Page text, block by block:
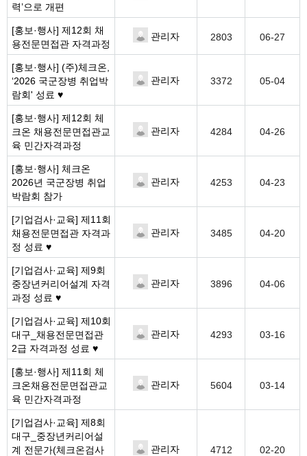
력’으로 개편
[홍보·행사] 제12회 채
용전문면접관 자격과정
관리자 2803 06-27
[홍보·행사] (주)체크온,
‘2026 국군장병 취업박
람회' 성료 ♥
관리자 3372 05-04
[홍보·행사] 제12회 체
크온 채용전문면접관교
육 민간자격과정
관리자 4284 04-26
[홍보·행사] 체크온
2026년 국군장병 취업
박람회 참가
관리자 4253 04-23
[기업검사·교육] 제11회
채용전문면접관 자격과
정 성료 ♥
관리자 3485 04-20
[기업검사·교육] 제9회
중장년커리어설계 자격
과정 성료 ♥
관리자 3896 04-06
[기업검사·교육] 제10회
대구_채용전문면접관
2급 자격과정 성료 ♥
관리자 4293 03-16
[홍보·행사] 제11회 체
크온채용전문면접관교
육 민간자격과정
관리자 5604 03-14
[기업검사·교육] 제8회
대구_중장년커리어설
계 전문가(체크온검사
관리자 4712 02-20